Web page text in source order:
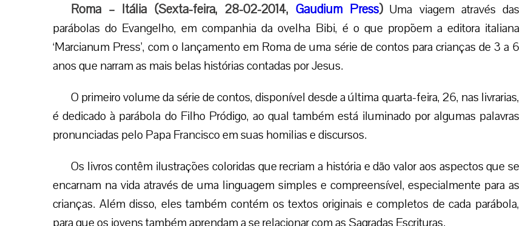
Roma – Itália (Sexta-feira, 28-02-2014, Gaudium Press) Uma viagem através das
parábolas do Evangelho, em companhia da ovelha Bibi, é o que propõem a editora italiana
‘Marcianum Press’, com o lançamento em Roma de uma série de contos para crianças de 3 a 6
anos que narram as mais belas histórias contadas por Jesus.
O primeiro volume da série de contos, disponível desde a última quarta-feira, 26, nas livrarias,
é dedicado à parábola do Filho Pródigo, ao qual também está iluminado por algumas palavras
pronunciadas pelo Papa Francisco em suas homilias e discursos.
Os livros contêm ilustrações coloridas que recriam a história e dão valor aos aspectos que se
encarnam na vida através de uma linguagem simples e compreensível, especialmente para as
crianças. Além disso, eles também contém os textos originais e completos de cada parábola,
para que os jovens também aprendam a se relacionar com as Sagradas Escrituras.